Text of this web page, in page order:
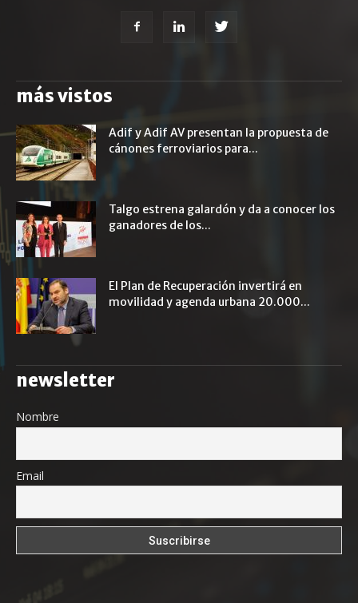
más vistos
Adif y Adif AV presentan la propuesta de
cánones ferroviarios para...
Talgo estrena galardón y da a conocer los
ganadores de los...
El Plan de Recuperación invertirá en
movilidad y agenda urbana 20.000...
newsletter
Nombre
Email